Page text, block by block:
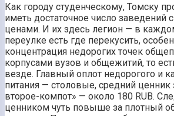
Как городу студенческому, Томску
иметь достаточное число заведений
ценами. И их здесь легион — в
переулке есть где перекусить,
концентрация недорогих точек
корпусами вузов и общежитий, то
везде. Главный оплот недорогого и
питания — столовые, средний ценник
второе-компот» — около 180 RUB.
ценником чуть повыше за плотный